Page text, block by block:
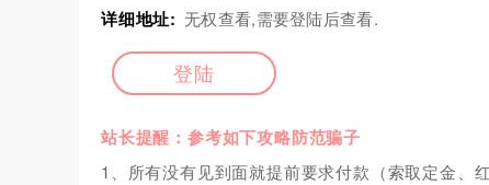
详细地址: 无权查看,需要登陆后查看.
登陆
站长提醒：参考如下攻略防范骗子
1、所有没有见到面就提前要求付款（索取定金、